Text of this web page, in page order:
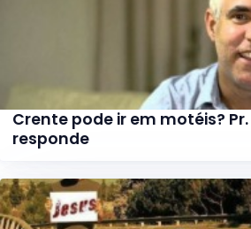
Crente pode ir em motéis?
responde